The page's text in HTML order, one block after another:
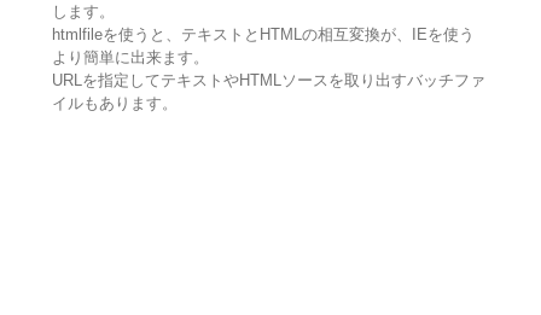
します。
htmlfileを使うと、テキストとHTMLの相互変換が、IEを使う
より簡単に出来ます。
URLを指定してテキストやHTMLソースを取り出すバッチファ
イルもあります。